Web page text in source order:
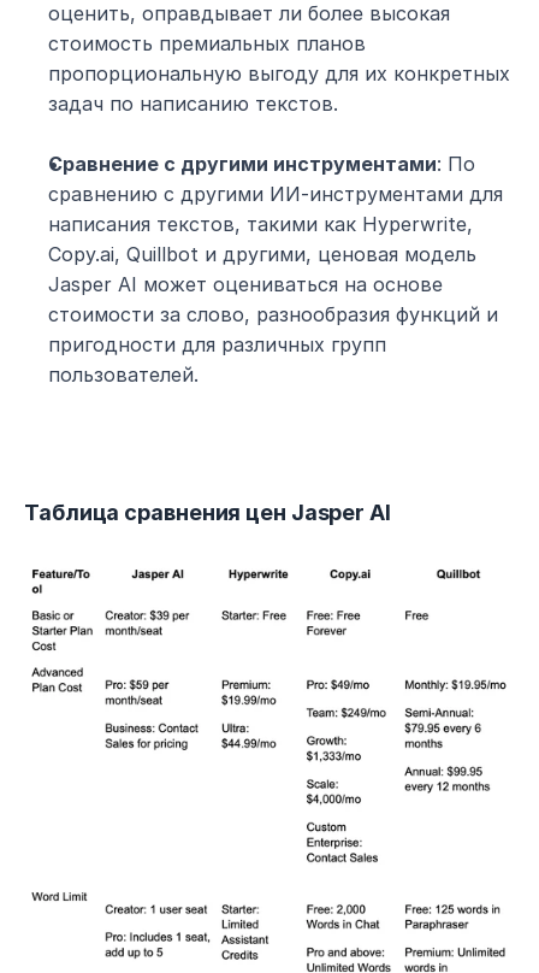
оценить, оправдывает ли более высокая
стоимость премиальных планов
пропорциональную выгоду для их конкретных
задач по написанию текстов.
Сравнение с другими инструментами: По
сравнению с другими ИИ-инструментами для
написания текстов, такими как Hyperwrite,
Copy.ai, Quillbot и другими, ценовая модель
Jasper AI может оцениваться на основе
стоимости за слово, разнообразия функций и
пригодности для различных групп
пользователей.
Таблица сравнения цен Jasper AI